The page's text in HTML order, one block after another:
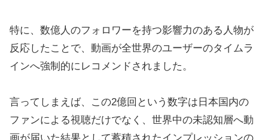
特に、数億人のフォロワーを持つ影響力のある人物が
反応したことで、動画が全世界のユーザーのタイムラ
インへ強制的にレコメンドされました。
言ってしまえば、この2億回という数字は日本国内の
ファンによる視聴だけでなく、世界中の未認知層へ動